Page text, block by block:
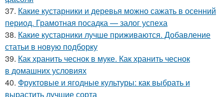
37. Какие кустарники и деревья можно сажать в осенний
период. Грамотная посадка — залог успеха
38. Какие кустарники лучше приживаются. Добавление
статьи в новую подборку
39. Как хранить чеснок в муке. Как хранить чеснок
в домашних условиях
40. Фруктовые и ягодные культуры: как выбрать и
вырастить лучшие сорта